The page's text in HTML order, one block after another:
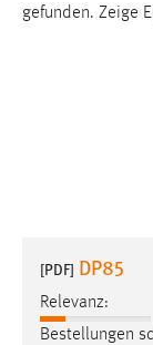
gefunden. Zeige
[PDF] DP85
Relevanz:
Bestellungen
Name:
Dieser
Name: